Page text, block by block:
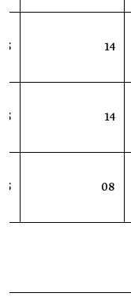
14
45
14
45
08
45